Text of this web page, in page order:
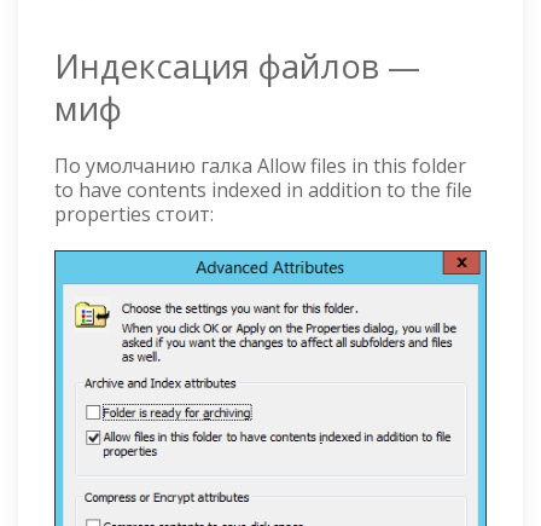
Индексация файлов —
миф
По умолчанию галка Allow files in this folder
to have contents indexed in addition to the file
properties стоит: